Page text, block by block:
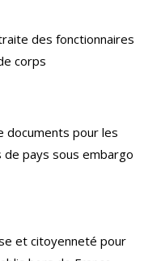
des fonctionnaires
corps
documents pour les
pays sous embargo
et citoyenneté pour